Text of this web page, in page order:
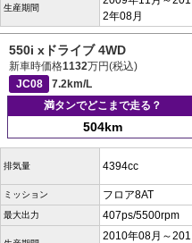
生産期間
2年08月
550i xドライブ 4WD
新車時価格1132万円(税込)
JC08
7.2km/L
満タンでどこまで走る？
504km
排気量 4394cc
ミッション フロア8AT
最大出力 407ps/5500rpm
2010年08月～201